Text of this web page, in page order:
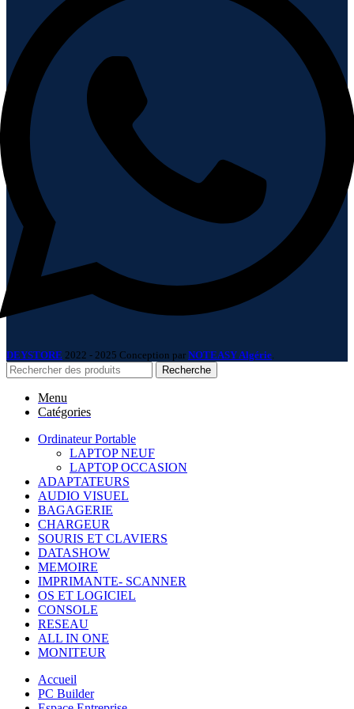
DEYSTORE 2022 - 2025 Conception par NOTEASY Algérie
Recherche
Menu
Catégories
Ordinateur Portable
LAPTOP NEUF
LAPTOP OCCASION
ADAPTATEURS
AUDIO VISUEL
BAGAGERIE
CHARGEUR
SOURIS ET CLAVIERS
DATASHOW
MEMOIRE
IMPRIMANTE- SCANNER
OS ET LOGICIEL
CONSOLE
RESEAU
ALL IN ONE
MONITEUR
Accueil
PC Builder